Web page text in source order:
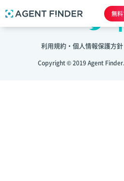
無
利用規約・個人情報保護方針
Copyright © 2019 Agent